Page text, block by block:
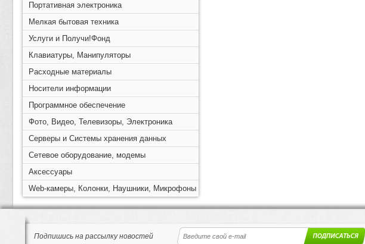
Портативная электроника
Мелкая бытовая техника
Услуги и Получи!Фонд
Клавиатуры, Манипуляторы
Расходные материалы
Носители информации
Программное обеспечение
Фото, Видео, Телевизоры, Электроника
Серверы и Системы хранения данных
Сетевое оборудование, модемы
Аксессуары
Web-камеры, Колонки, Наушники, Микрофоны
Подпишись на рассылку новостей